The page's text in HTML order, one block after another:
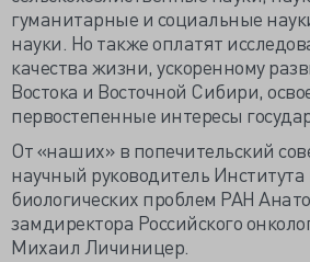
гуманитарные и социальные
науки. Но также оплатят
качества жизни, ускоренному
Востока и Восточной Сибири,
первостепенные интересы
От «наших» в попечительский
научный руководитель
биологических проблем РАН
замдиректора Российского
Михаил Личиницер.